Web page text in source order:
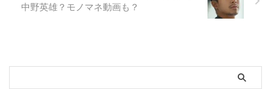
中野英雄？モノマネ動画も？